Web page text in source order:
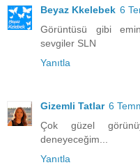
Beyaz Kkelebek 6
Görüntüsü gibi
sevgiler SLN
Yanıtla
Gizemli Tatlar 6
Çok güzel
deneyeceğim...
Yanıtla